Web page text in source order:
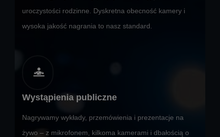
uroczystości rodzinne. Dyskretna obecność kamery i
wysoka jakość nagrania to nasz standard.
Wystąpienia publiczne
Nagrywamy wykłady, przemówienia i prezentacje na
żywo – z mikrofonem, kilkoma kamerami i dbałością o